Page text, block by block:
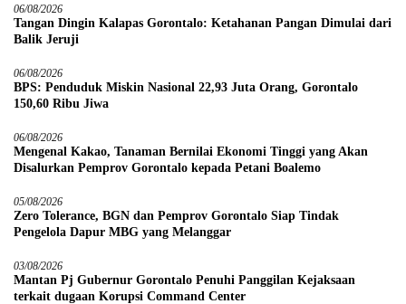
06/08/2026
Tangan Dingin Kalapas Gorontalo: Ketahanan Pangan Dimulai dari
Balik Jeruji
06/08/2026
BPS: Penduduk Miskin Nasional 22,93 Juta Orang, Gorontalo
150,60 Ribu Jiwa
06/08/2026
Mengenal Kakao, Tanaman Bernilai Ekonomi Tinggi yang Akan
Disalurkan Pemprov Gorontalo kepada Petani Boalemo
05/08/2026
Zero Tolerance, BGN dan Pemprov Gorontalo Siap Tindak
Pengelola Dapur MBG yang Melanggar
03/08/2026
Mantan Pj Gubernur Gorontalo Penuhi Panggilan Kejaksaan
terkait dugaan Korupsi Command Center